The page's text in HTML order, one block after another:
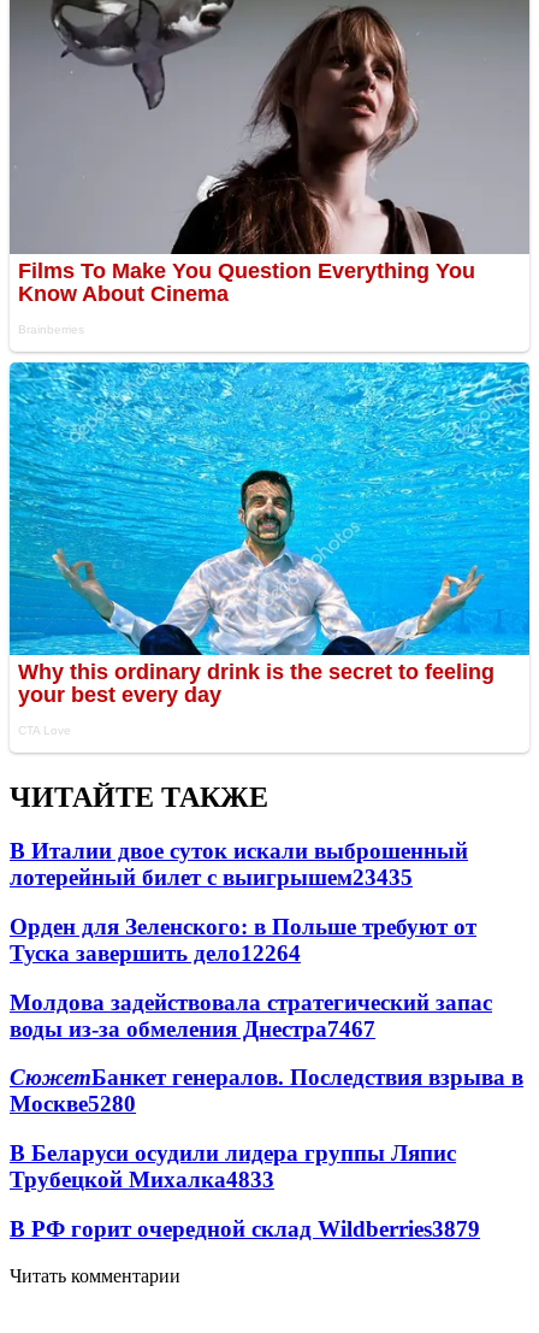
ЧИТАЙТЕ ТАКЖЕ
В Италии двое суток искали выброшенный
лотерейный билет с выигрышем23435
Орден для Зеленского: в Польше требуют от
Туска завершить дело12264
Молдова задействовала стратегический запас
воды из-за обмеления Днестра7467
СюжетБанкет генералов. Последствия взрыва в
Москве5280
В Беларуси осудили лидера группы Ляпис
Трубецкой Михалка4833
В РФ горит очередной склад Wildberries3879
Читать комментарии